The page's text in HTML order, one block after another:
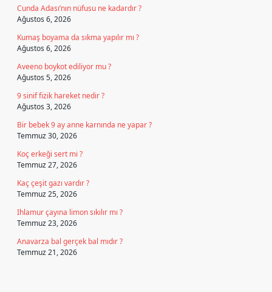
Cunda Adası’nın nüfusu ne kadardır ?
Ağustos 6, 2026
Kumaş boyama da sıkma yapılır mı ?
Ağustos 6, 2026
Aveeno boykot ediliyor mu ?
Ağustos 5, 2026
9 sinif fizik hareket nedir ?
Ağustos 3, 2026
Bir bebek 9 ay anne karnında ne yapar ?
Temmuz 30, 2026
Koç erkeği sert mi ?
Temmuz 27, 2026
Kaç çeşit gazı vardır ?
Temmuz 25, 2026
Ihlamur çayına limon sıkılır mı ?
Temmuz 23, 2026
Anavarza bal gerçek bal mıdır ?
Temmuz 21, 2026